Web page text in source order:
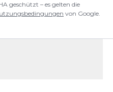
geschützt – es gelten die
von Google.